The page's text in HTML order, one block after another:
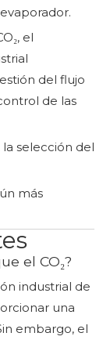
el
del flujo
de las
selección del
más
el CO₂?
industrial de
una
embargo, el